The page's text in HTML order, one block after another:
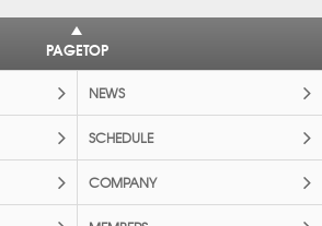
PAGETOP
NEWS
SCHEDULE
COMPANY